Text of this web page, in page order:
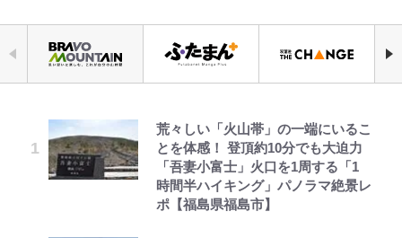
荒々しい「火山帯」の一端にいるこ
とを体感！ 登頂約10分でも大迫力
「吾妻小富士」火口を1周する「1
時間半ハイキング」パノラマ絶景レ
ポ【福島県福島市】
「自分の絵ごと、このジャンルはそ
ろそろ終わりかな」江口寿史が炎上
を経て樋口毅宏に語ったこと
1万円超えも「納得のクオリティ」
錦織一清の写真集はなぜ私服なの
か…高級ブランドをやめ等身大の自
分を表現する現在「ちゃんとおじい
ちゃんに」
空の轍と大地の雲と 第1回
第3回 出版までの道のり・その2
公式-おっさん底辺治癒士と愛娘の
辺境ライフ ~中年男が回復スキルに
覚醒して、英雄へ成り上がる~ 第82
話(1)
オラの引越し物語 サボテン大襲撃
えびめしの流儀
千葉雄大、ほっそりイケメン近影に
「顔パンパンだったのに」反響 視
聴者が想った激変の納得理由
村上佳菜子、“遠距離結婚”の夫と
｢なんじゃこりゃあああ！｣本田圭
佑の古巣ミラン、漆黒×蛍光レッド
の超絶クールな新サードユニに世界
が熱狂｢サードなのにズルい｣｢こり
ゃかっけえわ｣